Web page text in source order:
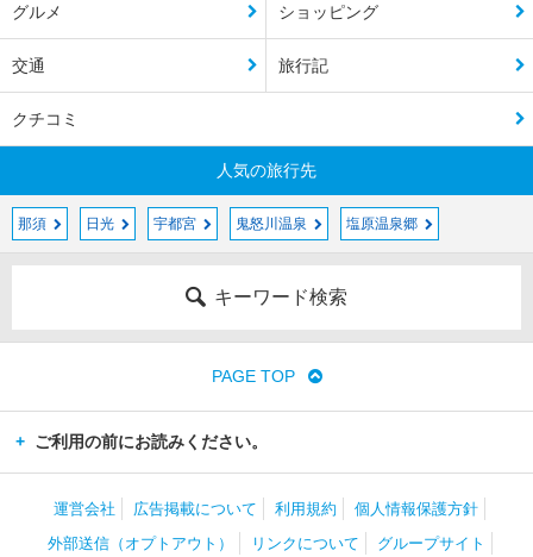
グルメ ショッピング
交通 旅行記
クチコミ
人気の旅行先
那須 日光 宇都宮 鬼怒川温泉 塩原温泉郷
キーワード検索
PAGE TOP
ご利用の前にお読みください。
運営会社 広告掲載について 利用規約
個人情報保護方針
外部送信（オプトアウト）
リンクについて グループサイト